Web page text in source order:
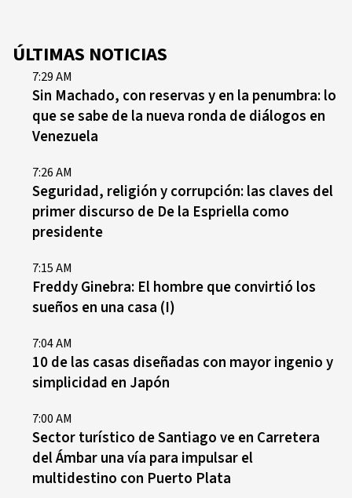
ÚLTIMAS NOTICIAS
7:29 AM
Sin Machado, con reservas y en la penumbra: lo
que se sabe de la nueva ronda de diálogos en
Venezuela
7:26 AM
Seguridad, religión y corrupción: las claves del
primer discurso de De la Espriella como
presidente
7:15 AM
Freddy Ginebra: El hombre que convirtió los
sueños en una casa (I)
7:04 AM
10 de las casas diseñadas con mayor ingenio y
simplicidad en Japón
7:00 AM
Sector turístico de Santiago ve en Carretera
del Ámbar una vía para impulsar el
multidestino con Puerto Plata